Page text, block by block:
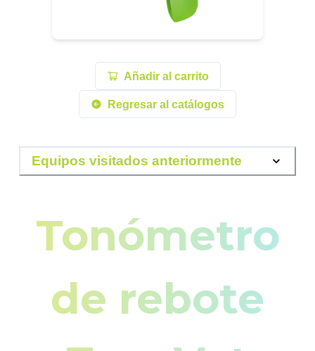
Añadir al carrito
Regresar al catálogos
Equipos visitados anteriormente
Tonómetro
de rebote